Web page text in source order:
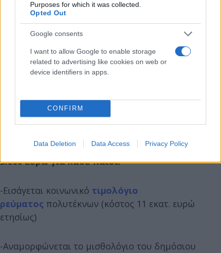
Purposes for which it was collected.
Opted Out
Google consents
I want to allow Google to enable storage
related to advertising like cookies on web or
device identifiers in apps.
CONFIRM
Data Deletion Data Access Privacy Policy
-Για τον χειμώνα 2023 - 2024 προσαυξήθηκαν τα
θέρμανσης από 3.000 ευρώ για κάθε παιδί, στα
5.000 ευρώ για κάθε παιδί.
-Εισάγεται κοινωνικό τιμολόγιο
ρεύματος πολυτέκνων (κόστος 11 εκατ. ευρώ
ετησίως)
-Αναμορφώνεται το μισθολόγιο του δημόσιου